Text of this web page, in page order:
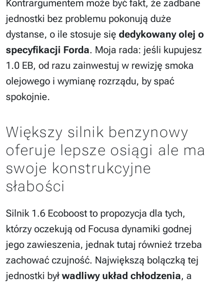
Kontrargumentem może być fakt, że zadbane
jednostki bez problemu pokonują duże
dystanse, o ile stosuje się dedykowany olej o
specyfikacji Forda. Moja rada: jeśli kupujesz
1.0 EB, od razu zainwestuj w rewizję smoka
olejowego i wymianę rozrządu, by spać
spokojnie.
Większy silnik benzynowy
oferuje lepsze osiągi ale ma
swoje konstrukcyjne
słabości
Silnik 1.6 Ecoboost to propozycja dla tych,
którzy oczekują od Focusa dynamiki godnej
jego zawieszenia, jednak tutaj również trzeba
zachować czujność. Największą bolączką tej
jednostki byłwadliwy układ chłodzenia, a